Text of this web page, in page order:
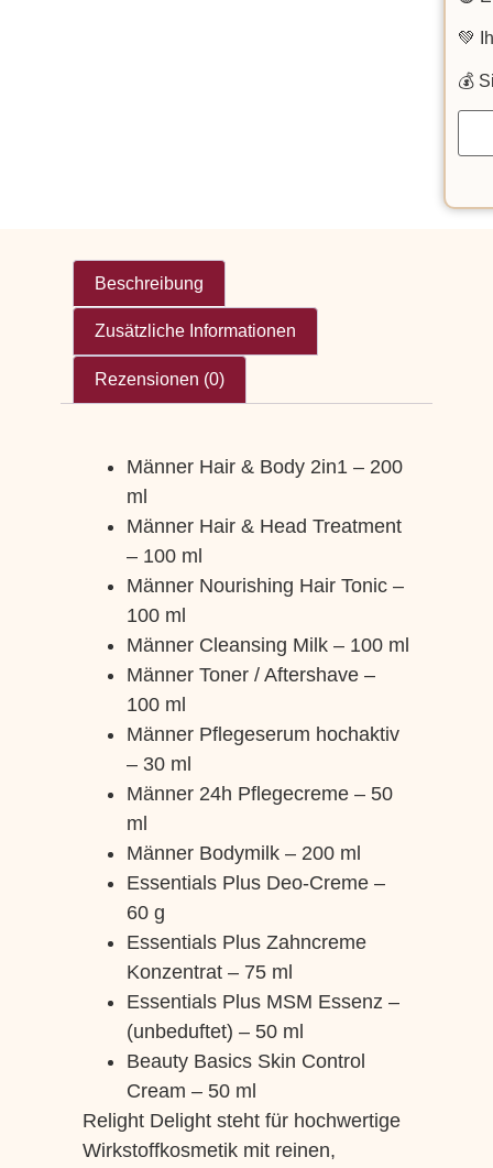
💚
💰
Beschreibung
Zusätzliche Informationen
Rezensionen (0)
Männer Hair & Body 2in1 – 200
ml
Männer Hair & Head Treatment
– 100 ml
Männer Nourishing Hair Tonic –
100 ml
Männer Cleansing Milk – 100 ml
Männer Toner / Aftershave –
100 ml
Männer Pflegeserum hochaktiv
– 30 ml
Männer 24h Pflegecreme – 50
ml
Männer Bodymilk – 200 ml
Essentials Plus Deo-Creme –
60 g
Essentials Plus Zahncreme
Konzentrat – 75 ml
Essentials Plus MSM Essenz –
(unbeduftet) – 50 ml
Beauty Basics Skin Control
Cream – 50 ml
Relight Delight steht für hochwertige
Wirkstoffkosmetik mit reinen,